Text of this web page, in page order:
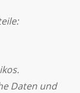
Daten und